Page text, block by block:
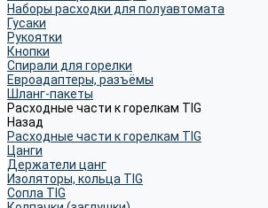
Наборы расходки для полуавтомата
Гусаки
Рукоятки
Кнопки
Спирали для горелки
Евроадаптеры, разъёмы
Шланг-пакеты
Расходные части к горелкам TIG
Назад
Расходные части к горелкам TIG
Цанги
Держатели цанг
Изоляторы, кольца TIG
Сопла TIG